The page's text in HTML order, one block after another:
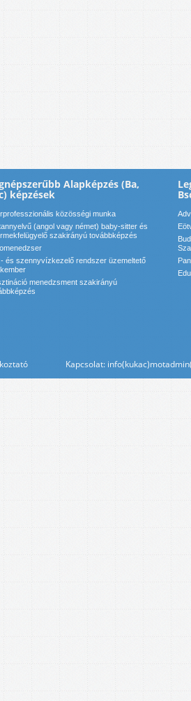
Alapképzés (Ba,
képzések
közösségi munka
(angol vagy német) baby-sitter és
szakirányú továbbképzés
és szennyvízkezelő rendszer üzemeltető
menedzsment szakirányú
Kapcsolat: